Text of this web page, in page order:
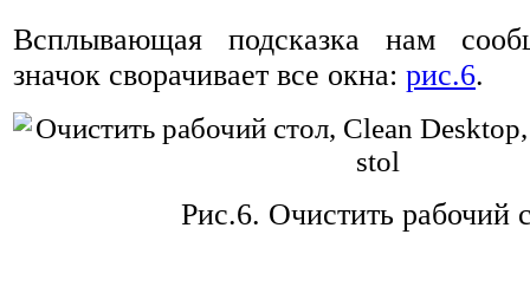
Всплывающая подсказка нам
значок сворачивает все окна: рис.6.
Рис.6. Очистить рабочий